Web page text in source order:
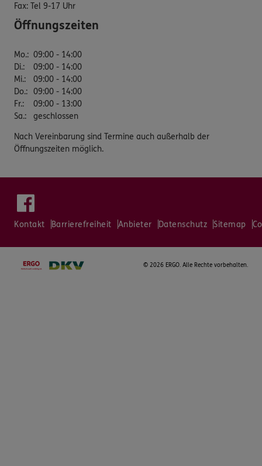
Fax: Tel 9-17 Uhr
Öffnungszeiten
Mo.: 09:00 - 14:00
Di.:
09:00 - 14:00
Mi.:
09:00 - 14:00
Do.: 09:00 - 14:00
Fr.:
09:00 - 13:00
Sa.: geschlossen
Nach Vereinbarung sind Termine auch außerhalb der
Öffnungszeiten möglich.
Kontakt Barrierefreiheit Anbieter Datenschutz Sitemap
© 2026 ERGO. Alle Rechte vorbehalten.